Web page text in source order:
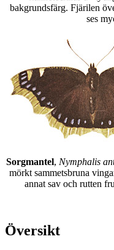
bakgrundsfärg. Fjärilen
ses
Sorgmantel, Nymphalis
mörkt sammetsbruna
annat sav och rutten
Översikt